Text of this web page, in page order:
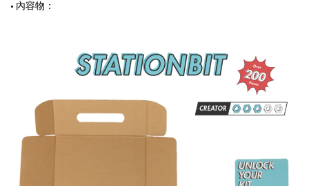
• 內容物：